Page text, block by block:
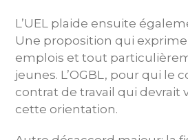
L’UEL plaide ensuite
Une proposition qui
emplois et tout
jeunes. L’OGBL, pour qui
contrat de travail qui devrait
cette orientation.